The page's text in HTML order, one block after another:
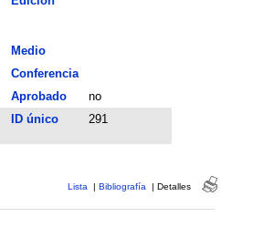
Medio
Conferencia
Aprobado
no
ID único 291
Lista | Bibliografía | Detalles